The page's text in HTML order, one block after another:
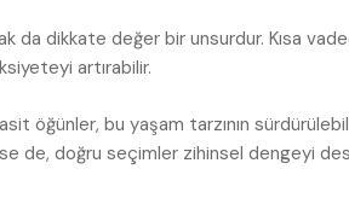
da dikkate değer bir unsurdur. Kısa
artırabilir.
öğünler, bu yaşam tarzının
de, doğru seçimler zihinsel dengeyi